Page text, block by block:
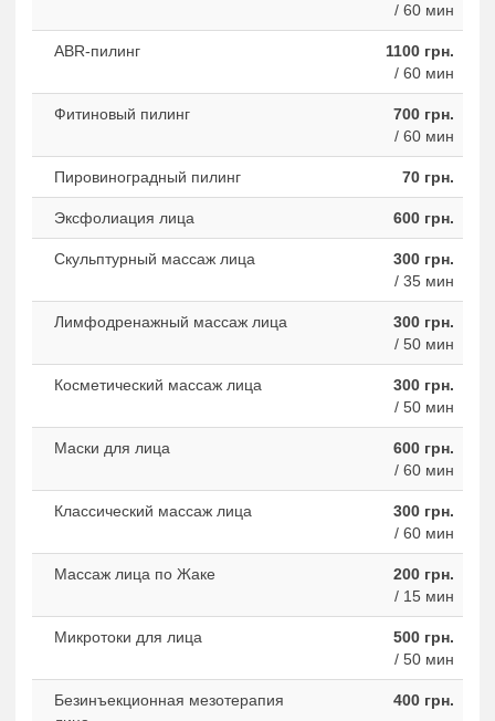
/ 60 мин
ABR-пилинг
1100 грн.
/ 60 мин
Фитиновый пилинг
700 грн.
/ 60 мин
Пировиноградный пилинг 70 грн.
Эксфолиация лица 600 грн.
Скульптурный массаж лица
300 грн.
/ 35 мин
Лимфодренажный массаж лица
300 грн.
/ 50 мин
Косметический массаж лица
300 грн.
/ 50 мин
Маски для лица
600 грн.
/ 60 мин
Классический массаж лица
300 грн.
/ 60 мин
Массаж лица по Жаке
200 грн.
/ 15 мин
Микротоки для лица
500 грн.
/ 50 мин
Безинъекционная мезотерапия
400 грн.